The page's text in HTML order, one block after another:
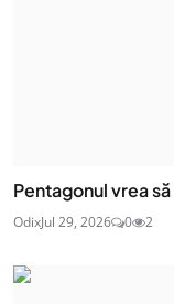
Pentagonul vrea
OdixJul 29, 2026 0 2